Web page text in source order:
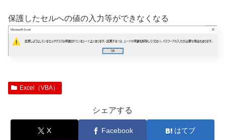
保護したセルへの値の入力等ができなくなる
Excel（VBA）
シェアする
X Facebook はてブ